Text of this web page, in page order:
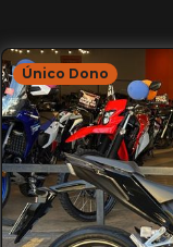
Único Dono